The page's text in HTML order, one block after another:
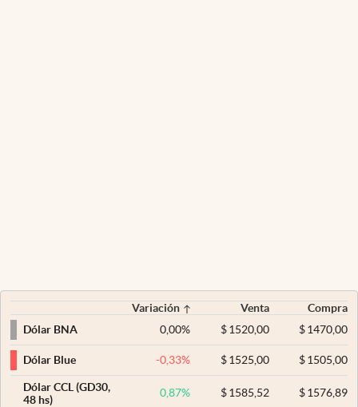
Variación Venta
Compra
Dólar BNA
0,00% $ 1520,00 $1470,00
Dólar Blue -0,33% $ 1525,00 $1505,00
Dólar CCL (GD30,
48 hs)
0,87% $ 1585,52 $1576,89